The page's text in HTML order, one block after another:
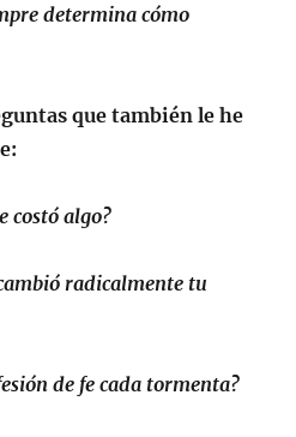
determina cómo
que también le he
costó algo?
radicalmente tu
de fe cada tormenta?